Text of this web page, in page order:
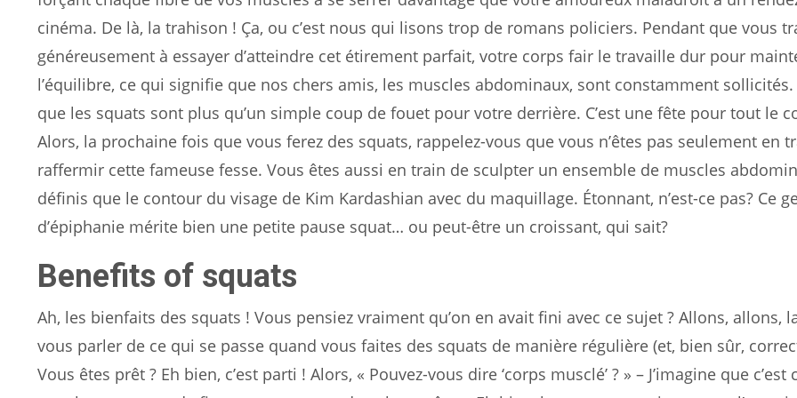
cinéma. De là, la trahison ! Ça, ou c’est nous qui lisons trop de romans policiers. Pendant que vous
généreusement à essayer d’atteindre cet étirement parfait, votre corps fair le travaille dur pour
l’équilibre, ce qui signifie que nos chers amis, les muscles abdominaux, sont constamment sollicités.
que les squats sont plus qu’un simple coup de fouet pour votre derrière. C’est une fête pour tout le
Alors, la prochaine fois que vous ferez des squats, rappelez-vous que vous n’êtes pas seulement en
raffermir cette fameuse fesse. Vous êtes aussi en train de sculpter un ensemble de muscles
définis que le contour du visage de Kim Kardashian avec du maquillage. Étonnant, n’est-ce pas? Ce
d’épiphanie mérite bien une petite pause squat… ou peut-être un croissant, qui sait?
Benefits of squats
Ah, les bienfaits des squats ! Vous pensiez vraiment qu’on en avait fini avec ce sujet ? Allons, allons,
vous parler de ce qui se passe quand vous faites des squats de manière régulière (et, bien sûr,
Vous êtes prêt ? Eh bien, c’est parti ! Alors, « Pouvez-vous dire ‘corps musclé’ ? » – J’imagine que c’est